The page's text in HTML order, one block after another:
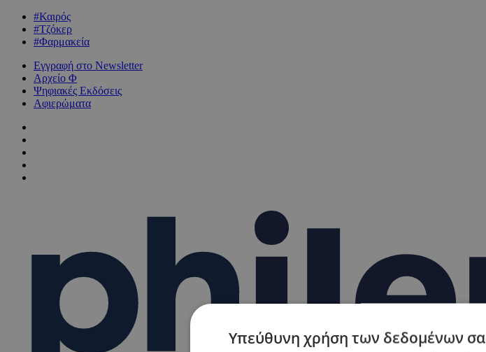
#Καιρός
#Τζόκερ
#Φαρμακεία
Εγγραφή στο Newsletter
Αρχείο Φ
Ψηφιακές Εκδόσεις
Αφιερώματα
Υπεύθυνη χρήση των δεδομένων